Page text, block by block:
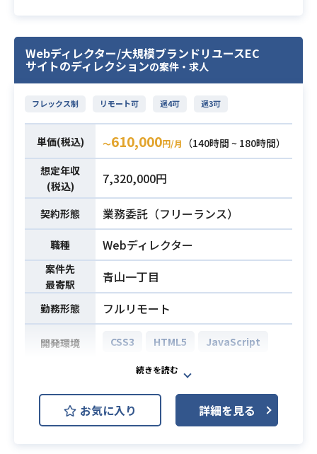
業務内容
いただきます。
なお、ご経験や適性に応じてディレ
クション業務を中心にお任せする予
【仕事内容】
下記の業務を担っていただく想定で
す。
・新規タイトルにおけるコンセプト
の具体化やゲームサイクル、基本パ
ラメータ、ゲームフロー等の企画お
よび基本仕様設計を行います。
・各種マスタデータの作成、ゲーム
バランスの設計および調整業務を行
います。
・各機能やコンテンツの仕様を策定
し、開発のディレクションを担当し
ます。
・デザイン、エンジニア、QAなどの
行います。
・リリースに向けた各種スケジュー
ルの構築や調整を行います。
・その他、ゲーム開発に関わるプラ
Webディレクター/大規模ブランドリユースEC
サイトのディレクションの案件・求人
フレックス制 リモート可 週4可 週3可
単価(税込) 〜610,000円/月
（140時間 ~ 180時間）
想定年収
(税込)
7,320,000円
契約形態 業務委託（フリーランス）
職種 Webディレクター
案件先
最寄駅
青山一丁目
勤務形態 フルリモート
開発環境 CSS3 HTML5 JavaScript
大規模リユースECサイトのWebサイ
ト/システム開発における要件定義、
設計、ディレクション、およびデー
タ分析業務を行っていただきます。
お気に入り 詳細を見る